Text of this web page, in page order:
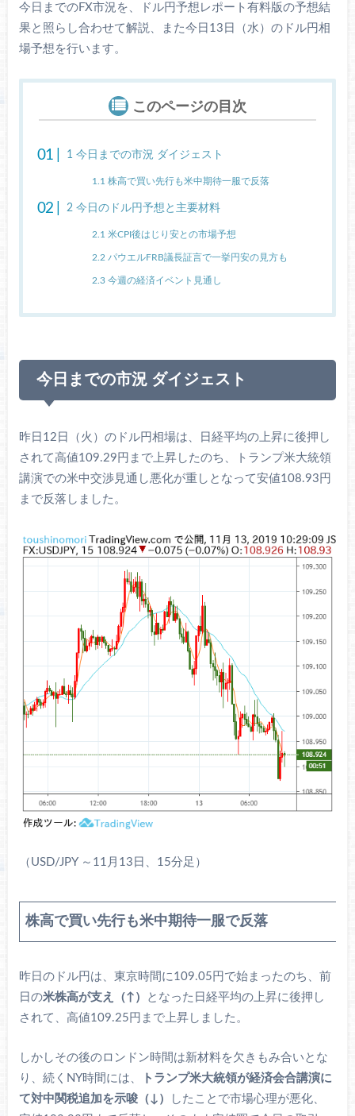
今日までのFX市況を、ドル円予想レポート有料版の予想結
果と照らし合わせて解説、また今日13日（水）のドル円相
場予想を行います。
このページの目次
1 今日までの市況 ダイジェスト
1.1 株高で買い先行も米中期待一服で反落
2今日のドル円予想と主要材料
2.1 米CPI後はじり安との市場予想
2.2 パウエルFRB議長証言で一挙円安の見方も
2.3 今週の経済イベント見通し
今日までの市況 ダイジェスト
昨日12日（火）のドル円相場は、日経平均の上昇に後押し
されて高値109.29円まで上昇したのち、トランプ米大統領
講演での米中交渉見通し悪化が重しとなって安値108.93円
まで反落しました。
（USD/JPY ～11月13日、15分足）
株高で買い先行も米中期待一服で反落
昨日のドル円は、東京時間に109.05円で始まったのち、前
日の米株高が支え（↑）
となった日経平均の上昇に後押し
されて、高値109.25円まで上昇しました。
しかしその後のロンドン時間は新材料を欠きもみ合いとな
り、続くNY時間には、
トランプ米大統領が経済会合講演に
て対中関税追加を示唆（↓）
したことで市場心理が悪化、